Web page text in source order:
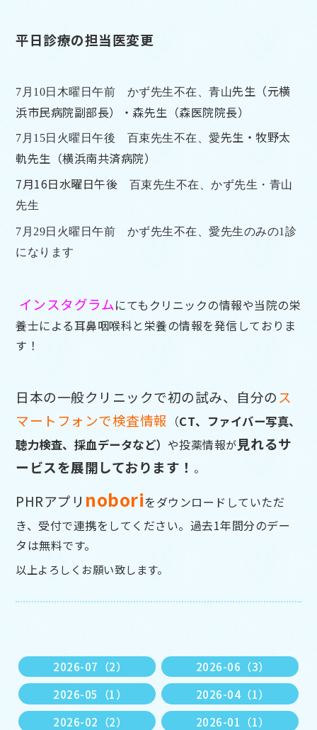
平日診療の担当医変更
7月10日木曜日午前 かず先生不在、青山先生（元横
浜市民病院副部長）・森先生（森医院院長）
7月15日火曜日午後 百束先生不在、愛先生・牧野太
軌先生（横浜南共済病院）
7月16日水曜日午後
百束先生不在、かず先生・青山
先生
7月29日火曜日午前 かず先生不在、愛先生のみの1診
になります
インスタグラムにてもクリニックの情報や当院の栄
養士による耳鼻咽喉科と栄養の情報を発信しておりま
す！
日本の一般クリニックで初の試み、自分の ス
マートフォンで検査情報 （CT、ファイバー写真、
聴力検査、採血データなど） や投薬情報が見れるサ
ービスを展開しております！ 。
PHRアプリ noboriをダウンロードしていただ
き、受付で連携をして ください。過去1年間分のデー
タは無料です。
以上よろしくお願い致します。
2026-07（2）
2026-06（3）
2026-05（1）
2026-04（1）
2026-02（2）
2026-01（1）